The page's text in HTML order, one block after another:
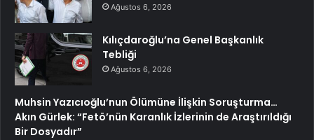
Ağustos 6, 2026
Kılıçdaroğlu’na Genel Başkanlık
Tebliği
Ağustos 6, 2026
Muhsin Yazıcıoğlu’nun Ölümüne İlişkin Soruşturma…
Akın Gürlek: “Fetö’nün Karanlık İzlerinin de Araştırıldığı
Bir Dosyadır”